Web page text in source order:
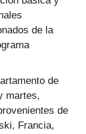
de la
de
martes,
de
Francia,